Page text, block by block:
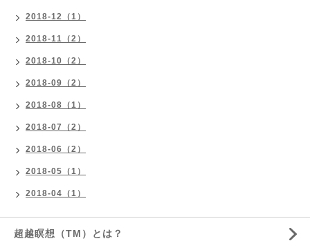
2018-12（1）
2018-11（2）
2018-10（2）
2018-09（2）
2018-08（1）
2018-07（2）
2018-06（2）
2018-05（1）
2018-04（1）
超越瞑想（TM）とは？